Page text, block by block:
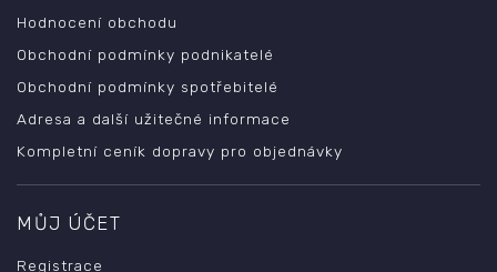
Hodnocení obchodu
Obchodní podmínky podnikatelé
Obchodní podmínky spotřebitelé
Adresa a další užitečné informace
Kompletní ceník dopravy pro objednávky
MŮJ ÚČET
Registrace